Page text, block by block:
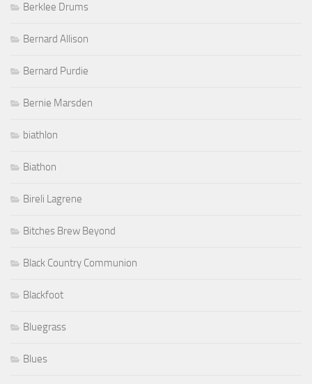
Berklee Drums
Bernard Allison
Bernard Purdie
Bernie Marsden
biathlon
Biathon
Bireli Lagrene
Bitches Brew Beyond
Black Country Communion
Blackfoot
Bluegrass
Blues